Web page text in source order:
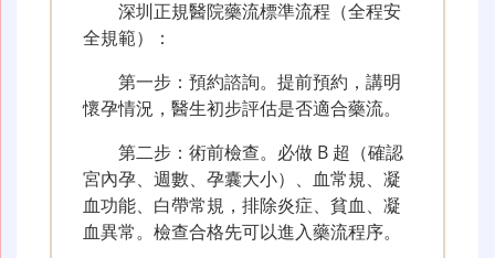
深圳正規醫院藥流標準流程（全程安
全規範）：
第一步：預約諮詢。提前預約，講明
懷孕情況，醫生初步評估是否適合藥流。
第二步：術前檢查。必做 B 超（確認
宮內孕、週數、孕囊大小）、血常規、凝
血功能、白帶常規，排除炎症、貧血、凝
血異常。檢查合格先可以進入藥流程序。